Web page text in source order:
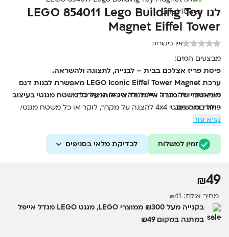
לגו LEGO 854011 Lego Building Toy
Magnet Eiffel Tower
אין ביקורות
מבצעים חמים:
פיסת פריז אצלכם בבית – לבנייה, לתצוגה ולהשראה.
ערכת LEGO Iconic Eiffel Tower Magnet מאפשרת לבנות דגם
מיניאטורי של מגדל אייפל ולהציג אותו על כל משטח מגנטי בעיצוב
ייחודי ומרשים.
דגם מיקרו להרכבה של מגדל אייפל המפורסם.
כולל בסיס מגנטי 4x4 להצגה על מקרר, לוקר או כל משטח מגנטי.
29 חלקים, כולל אלמנטים של LEGO ודף מדבקות להשלמת העיצוב.
מתאים לילדים מגיל 6 ומעלה ולחובבי LEGO בכל גיל.
פריט אספנות ייחודי מסדרת LEGO Iconic.
רעיון נהדר למתנה לימי הולדת, חגים או לכל חובב LEGO וטיולים.
קרא עוד
זמין למשלוח לבדיקת מלאי בסניפים
₪49
מחיר אילת: ₪41
בקנייה מעל ₪300 ממוצרי LEGO, מגנט LEGO מגדל אייפל
במתנה במקום ₪49